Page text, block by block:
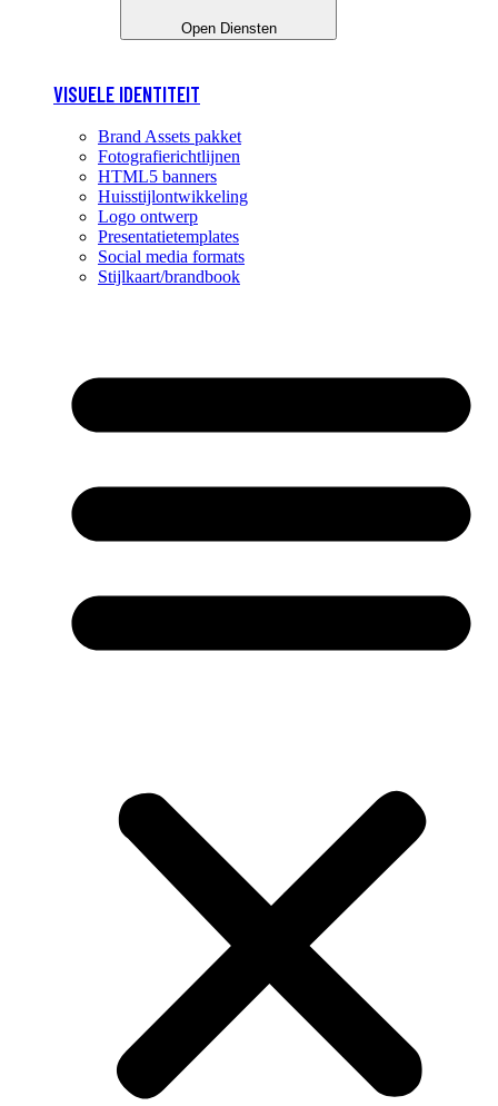
Open Diensten
VISUELE IDENTITEIT
Brand Assets pakket
Fotografierichtlijnen
HTML5 banners
Huisstijlontwikkeling
Logo ontwerp
Presentatietemplates
Social media formats
Stijlkaart/brandbook